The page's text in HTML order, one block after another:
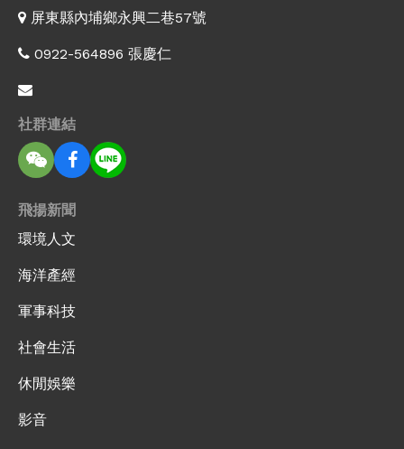
屏東縣內埔鄉永興二巷57號
0922-564896 張慶仁
社群連結
飛揚新聞
環境人文
海洋產經
軍事科技
社會生活
休閒娛樂
影音